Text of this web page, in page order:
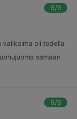
6/6
valikoima oli todella
samaan
6/6